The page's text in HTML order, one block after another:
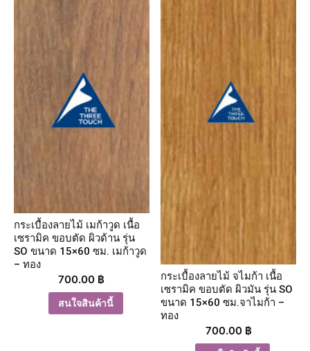
กระเบื้องลายไม้ เมก้าวูด เนื้อ
เซรามิค ขอบตัด ผิวด้าน รุ่น
SO ขนาด 15×60 ซม. เมก้าวูด
– ทอง
700.00 ฿
สนใจสินค้านี้
กระเบื้องลายไม้ จไมก้า เนื้อ
เซรามิค ขอบตัด ผิวมัน รุ่น SO
ขนาด 15×60 ซม.จาไมก้า –
ทอง
700.00 ฿